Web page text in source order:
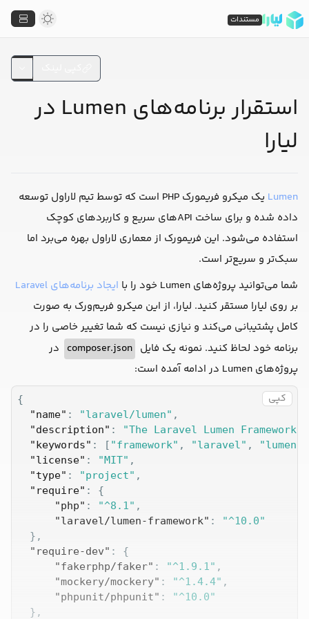
استقرار برنامه‌های Lumen در
لیارا
Lumen
یک میکرو فریمورک PHP است که توسط تیم لاراول توسعه
داده شده و برای ساخت APIهای سریع و کاربردهای کوچک
استفاده می‌شود. این فریمورک از معماری لاراول بهره می‌برد اما
سبک‌تر و سریع‌تر است.
شما می‌توانید پروژه‌های Lumen خود را با
ایجاد برنامه‌های Laravel
بر روی لیارا مستقر کنید. لیارا، از این میکرو فریم‌ورک به صورت
کامل پشتیبانی می‌کند و نیازی نیست که شما تغییر خاصی را در
برنامه خود لحاظ کنید. نمونه یک فایل composer.json در
پروژه‌های Lumen در ادامه آمده است:
کپی
{
"name" : "laravel/lumen" ,
"description" : "The Laravel Lumen Framework."
"keywords" : [ "framework" , "laravel" , "lumen"
"license" : "MIT" ,
"type" : "project" ,
"require" : {
"php" : "^8.1" ,
"laravel/lumen-framework" :
"^10.0"
  },
"require-dev" : {
"fakerphp/faker" : "^1.9.1" ,
"mockery/mockery" : "^1.4.4" ,
"phpunit/phpunit" :
"^10.0"
  },
مستندات